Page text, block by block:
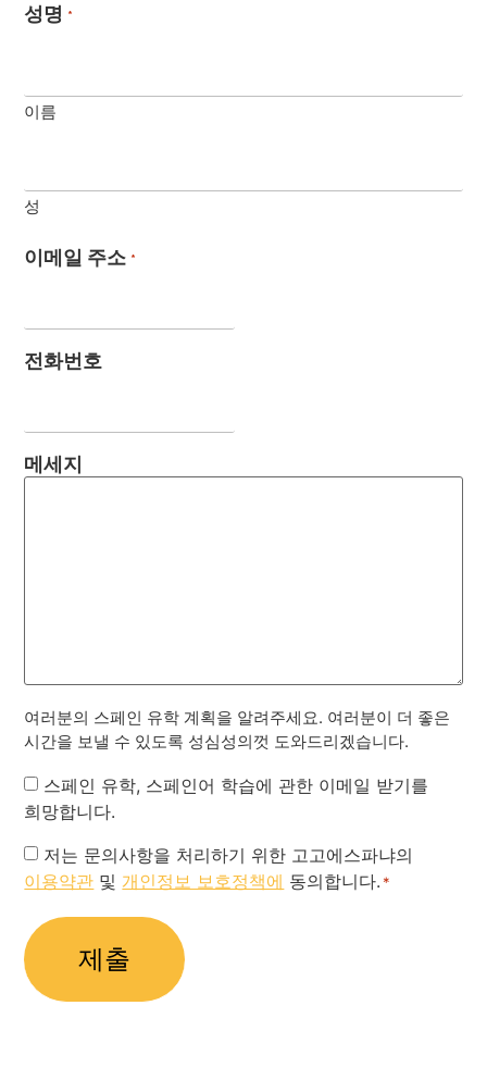
성명 *
이름
성
이메일 주소 *
전화번호
메세지
여러분의 스페인 유학 계획을 알려주세요. 여러분이 더 좋은
시간을 보낼 수 있도록 성심성의껏 도와드리겠습니다.
Newsletter
스페인 유학, 스페인어 학습에 관한 이메일 받기를
희망합니다.
Privacy
Policy
저는 문의사항을 처리하기 위한 고고에스파냐의
이용약관 및 개인정보 보호정책에 동의합니다. *